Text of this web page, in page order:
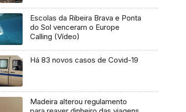
Escolas da Ribeira Brava e Ponta
do Sol venceram o Europe
Calling (Vídeo)
Há 83 novos casos de Covid-19
Madeira alterou regulamento